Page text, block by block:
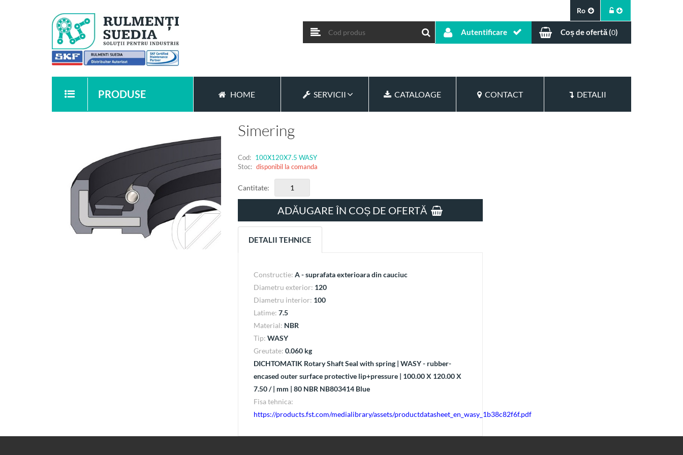
Ro
Autentificare Coș de ofertă (0)
PRODUSE HOME SERVICII CATALOAGE CONTACT DETALII
Simering
Cod: 100X120X7.5 WASY
Stoc: disponibil la comanda
Cantitate:
ADĂUGARE ÎN COȘ DE OFERTĂ
DETALII TEHNICE
Constructie: A - suprafata exterioara din cauciuc
Diametru exterior: 120
Diametru interior: 100
Latime: 7.5
Material: NBR
Tip: WASY
Greutate: 0.060 kg
DICHTOMATIK Rotary Shaft Seal with spring | WASY - rubber-
encased outer surface protective lip+pressure | 100.00 X 120.00 X
7.50 / | mm | 80 NBR NB803414 Blue
Fisa tehnica:
https://products.fst.com/medialibrary/assets/productdatasheet_en_wasy_1b38c82f6f.pdf